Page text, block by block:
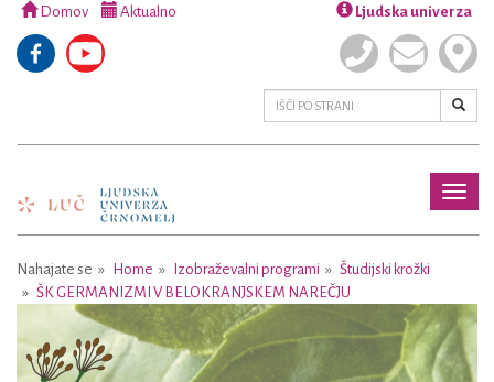
Domov Aktualno Ljudska univerza
Nahajate se Home Izobraževalni programi
Študijski krožki
ŠK GERMANIZMI V BELOKRANJSKEM NAREČJU
Previous Next